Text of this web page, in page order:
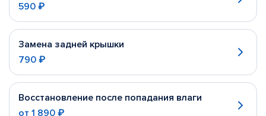
590 ₽
Замена задней крышки
790 ₽
Восстановление после попадания влаги
от 1 890 ₽